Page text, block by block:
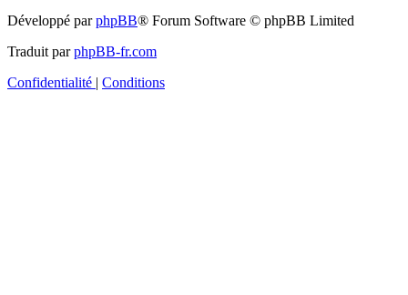
Développé parphpBB® Forum Software © phpBB Limited
Traduit parphpBB-fr.com
Confidentialité | Conditions